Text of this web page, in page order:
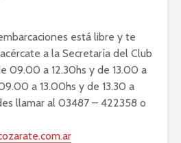
está libre y te
a la Secretaría del Club
09.00 a 12.30hs y de 13.00 a
a 13.00hs y de 13.30 a
llamar al 03487 – 422358 o